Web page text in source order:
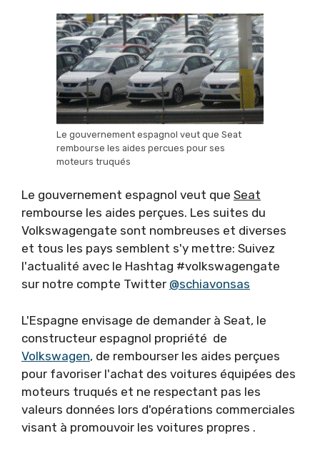
Le gouvernement espagnol veut que Seat
rembourse les aides percues pour ses
moteurs truqués
Le gouvernement espagnol veut que Seat
rembourse les aides perçues. Les suites du
Volkswagengate sont nombreuses et diverses
et tous les pays semblent s'y mettre: Suivez
l'actualité avec le Hashtag #volkswagengate
sur notre compte Twitter @schiavonsas
L'Espagne envisage de demander à Seat, le
constructeur espagnol propriété de
Volkswagen, de rembourser les aides perçues
pour favoriser l'achat des voitures équipées des
moteurs truqués et ne respectant pas les
valeurs données lors d'opérations commerciales
visant à promouvoir les voitures propres .